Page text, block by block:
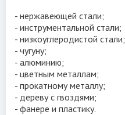
- нержавеющей стали;
- инструментальной стaли;
- низкоуглеродистой стaли;
- чугуну;
- алюминию;
- цветным металлам;
- прокатному металлу;
- дереву с гвоздями;
- фанере и пластику.